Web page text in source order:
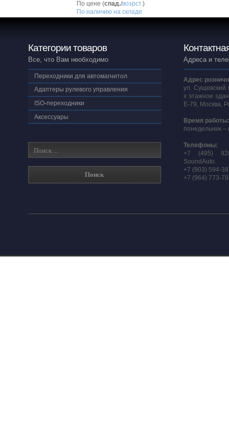
По цене (спад./возрст.)
По наличию на складе
Категории товаров
Все, что Вам необходимо
Переходники для автомагнитол
Адаптеры рулевого управления
ISO-переходники
Аксессуары
Адреса и
Адрес
ул. Сущевский
х этажное
E-79, Москва,
Время
понедельник –
Телефоны:
+7 (495)
SoundAuto.
+7 (903) 594-
+7 (964) 773-